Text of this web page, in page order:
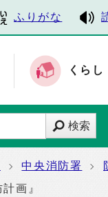
ふりがな
くらし
検索
中央消防署
画』